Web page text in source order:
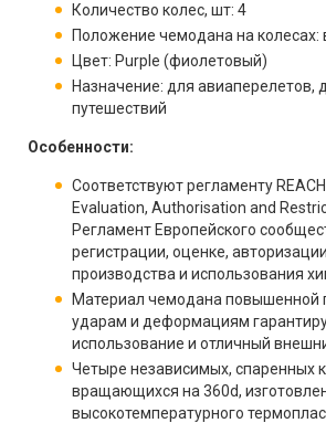
Количество колес, шт: 4
Положение чемодана на колесах:
Цвет: Purple (фиолетовый)
Назначение: для авиаперелетов,
путешествий
Особенности:
Соответствуют регламенту
Evaluation, Authorisation and
Регламент Европейского
регистрации, оценке,
производства и использования
Материал чемодана повышенной
ударам и деформациям
использование и отличный
Четыре независимых, спаренных
вращающихся на 360d,
высокотемпературного